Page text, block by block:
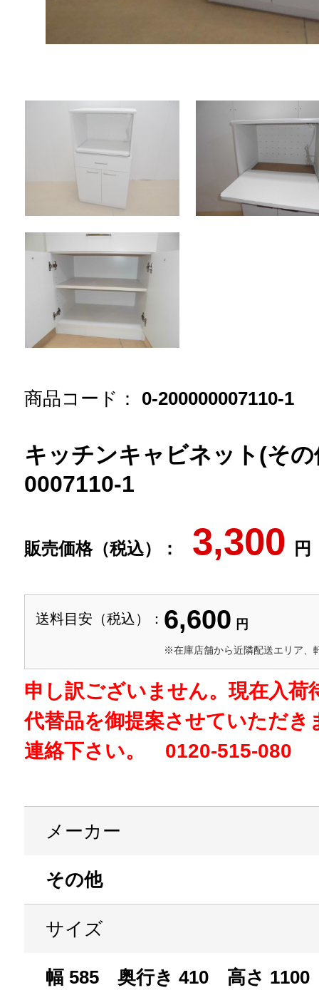
商品コード： 0-200000007110-1
キッチンキャビネット(そ
0007110-1
販売価格（税込）： 3,300 円
送料目安（税込）： 6,600 円
※在庫店舗から近隣配送エリア、
申し訳ございません。現在入荷
代替品を御提案させていただき
連絡下さい。 0120-515-080
メーカー
その他
サイズ
幅 585 奥行き 410 高さ 1100